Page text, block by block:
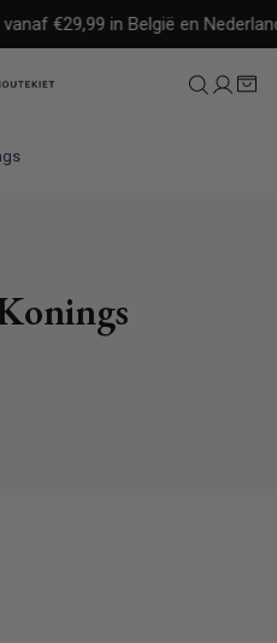
€29,99 in België en Nederland